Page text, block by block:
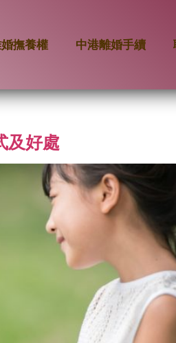
撫養權 中港離婚手續
及好處